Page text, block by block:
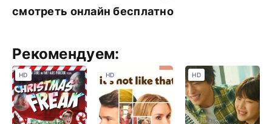
смотреть онлайн бесплатно
Рекомендуем:
HD HD HD